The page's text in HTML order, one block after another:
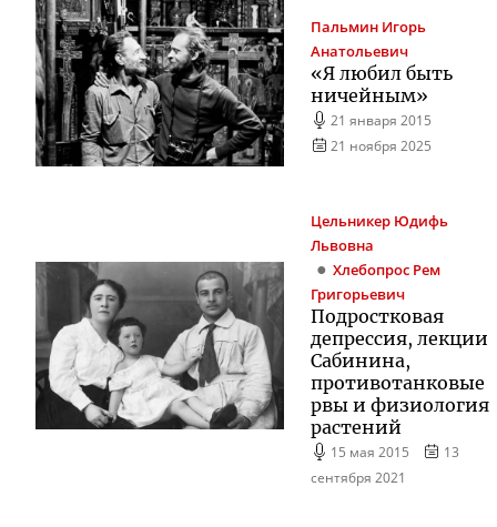
Пальмин Игорь
Анатольевич
«Я любил быть
ничейным»
21 января 2015
21 ноября 2025
Цельникер Юдифь
Львовна
Хлебопрос Рем
Григорьевич
Подростковая
депрессия, лекции
Сабинина,
противотанковые
рвы и физиология
растений
15 мая 2015
13
сентября 2021